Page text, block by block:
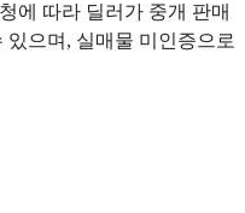
에 따라 딜러가 중개 판매
으며, 실매물 미인증으로